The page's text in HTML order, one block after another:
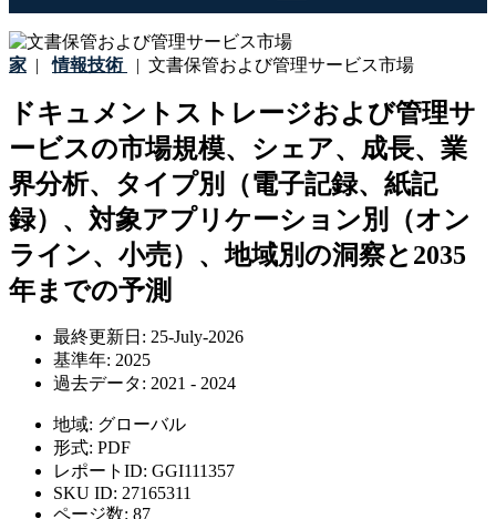
家 | 情報技術 | 文書保管および管理サービス市場
ドキュメントストレージおよび管理サ
ービスの市場規模、シェア、成長、業
界分析、タイプ別（電子記録、紙記
録）、対象アプリケーション別（オン
ライン、小売）、地域別の洞察と2035
年までの予測
最終更新日: 25-July-2026
基準年: 2025
過去データ: 2021 - 2024
地域: グローバル
形式: PDF
レポートID: GGI111357
SKU ID: 27165311
ページ数: 87